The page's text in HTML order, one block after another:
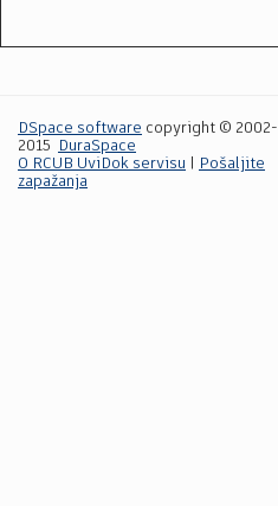
DSpace software copyright © 2002-
2015
DuraSpace
O RCUB UviDok servisu
Pošaljite
zapažanja